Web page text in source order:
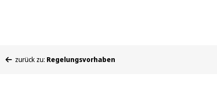
befinden
zurück zu: Regelungsvorhaben